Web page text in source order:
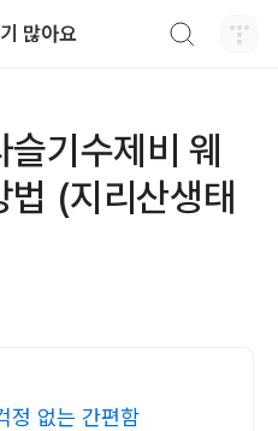
많아요
기수제비 웨
(지리산생태
정 없는 간편함